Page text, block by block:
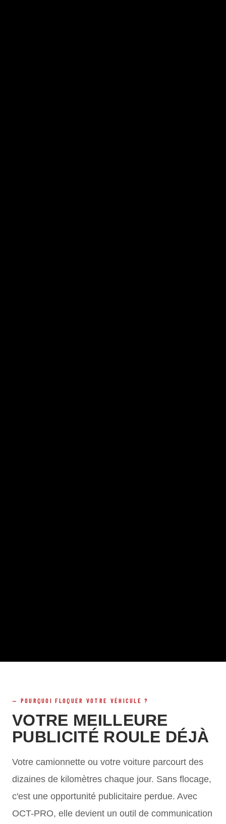
POURQUOI FLOQUER VOTRE VÉHICULE ?
VOTRE MEILLEURE
PUBLICITÉ ROULE DÉJÀ
Votre camionnette ou votre voiture parcourt des
dizaines de kilomètres chaque jour. Sans flocage,
c'est une opportunité publicitaire perdue. Avec
OCT-PRO, elle devient un outil de communication